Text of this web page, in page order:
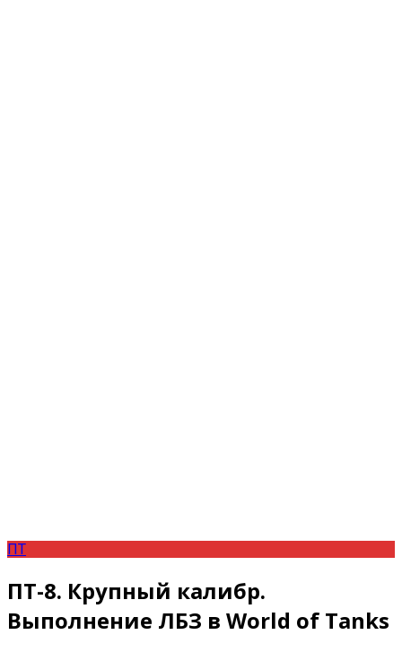
ПТ
ПТ-8. Крупный калибр.
Выполнение ЛБЗ в World of Tanks